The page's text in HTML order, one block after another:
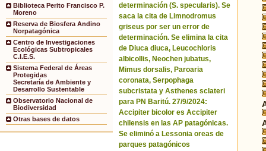
Biblioteca Perito Francisco P.
Moreno
Reserva de Biosfera Andino
Norpatagónica
Centro de Investigaciones
Ecológicas Subtropicales
C.I.E.S.
Sistema Federal de Áreas
Protegidas
Secretaría de Ambiente y
Desarrollo Sustentable
Observatorio Nacional de
Biodiversidad
Otras bases de datos
determinación (S. specularis). Se
saca la cita de Limnodromus
griseus por ser un error de
determinación. Se elimina la cita
de Diuca diuca, Leucochloris
albicollis, Neochen jubatus,
Mimus dorsalis, Paroaria
coronata, Serpophaga
subcristata y Asthenes sclateri
para PN Baritú. 27/9/2024:
Accipiter bicolor es Accipiter
chilensis en las AP patagónicas.
Se eliminó a Lessonia oreas de
parques patagónicos